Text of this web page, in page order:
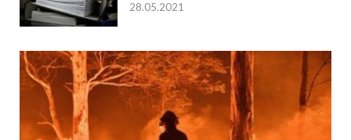
28.05.2021